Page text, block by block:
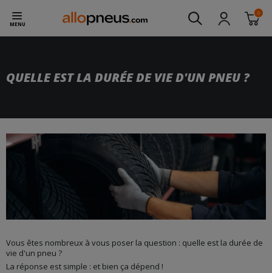
MENU
0
QUELLE EST LA DURÉE DE VIE D'UN PNEU ?
Vous êtes nombreux à vous poser la question : quelle est la durée de
vie d'un pneu ?
La réponse est simple : et bien ça dépend !